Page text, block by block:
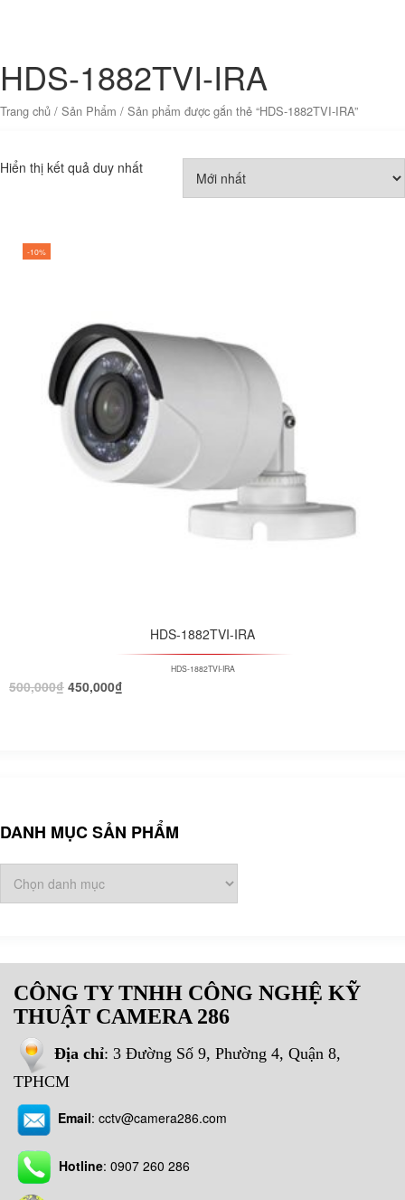
HDS-1882TVI-IRA
Trang chủ / Sản Phẩm / Sản phẩm được gắn thẻ “HDS-1882TVI-IRA”
Hiển thị kết quả duy nhất
-10%
HDS-1882TVI-IRA
HDS-1882TVI-IRA
500,000₫ 450,000₫
DANH MỤC SẢN PHẨM
CÔNG TY TNHH CÔNG NGHỆ KỸ
THUẬT CAMERA 286
Địa chỉ: 3 Đường Số 9, Phường 4, Quận 8,
TPHCM
Email: cctv@camera286.com
Hotline: 0907 260 286